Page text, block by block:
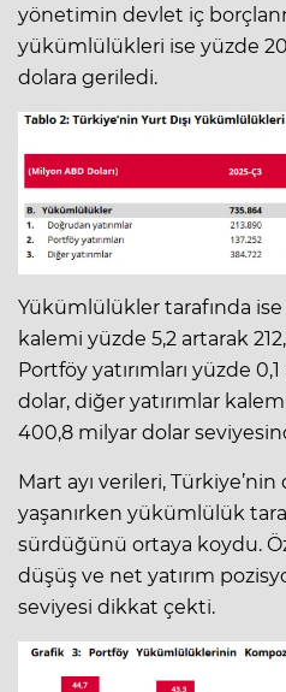
yönetimin devlet iç
yükümlülükleri ise yüzde
dolara geriledi.
Yükümlülükler tarafında
kalemi yüzde 5,2 artarak
Portföy yatırımları yüzde
dolar, diğer yatırımlar
400,8 milyar dolar
Mart ayı verileri, Türkiye’nin
yaşanırken yükümlülük
sürdüğünü ortaya koydu.
düşüş ve net yatırım
seviyesi dikkat çekti.